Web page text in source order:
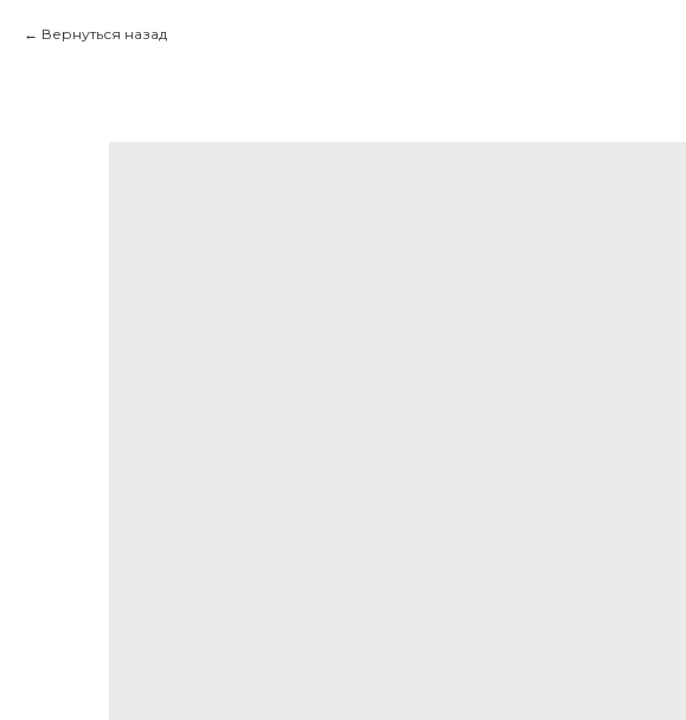
Вернуться назад